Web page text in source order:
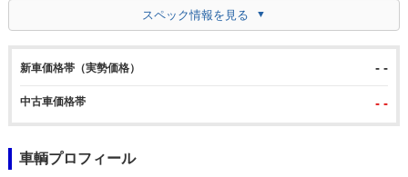
スペック情報を見る
新車価格帯（実勢価格） - -
中古車価格帯 - -
車輌プロフィール